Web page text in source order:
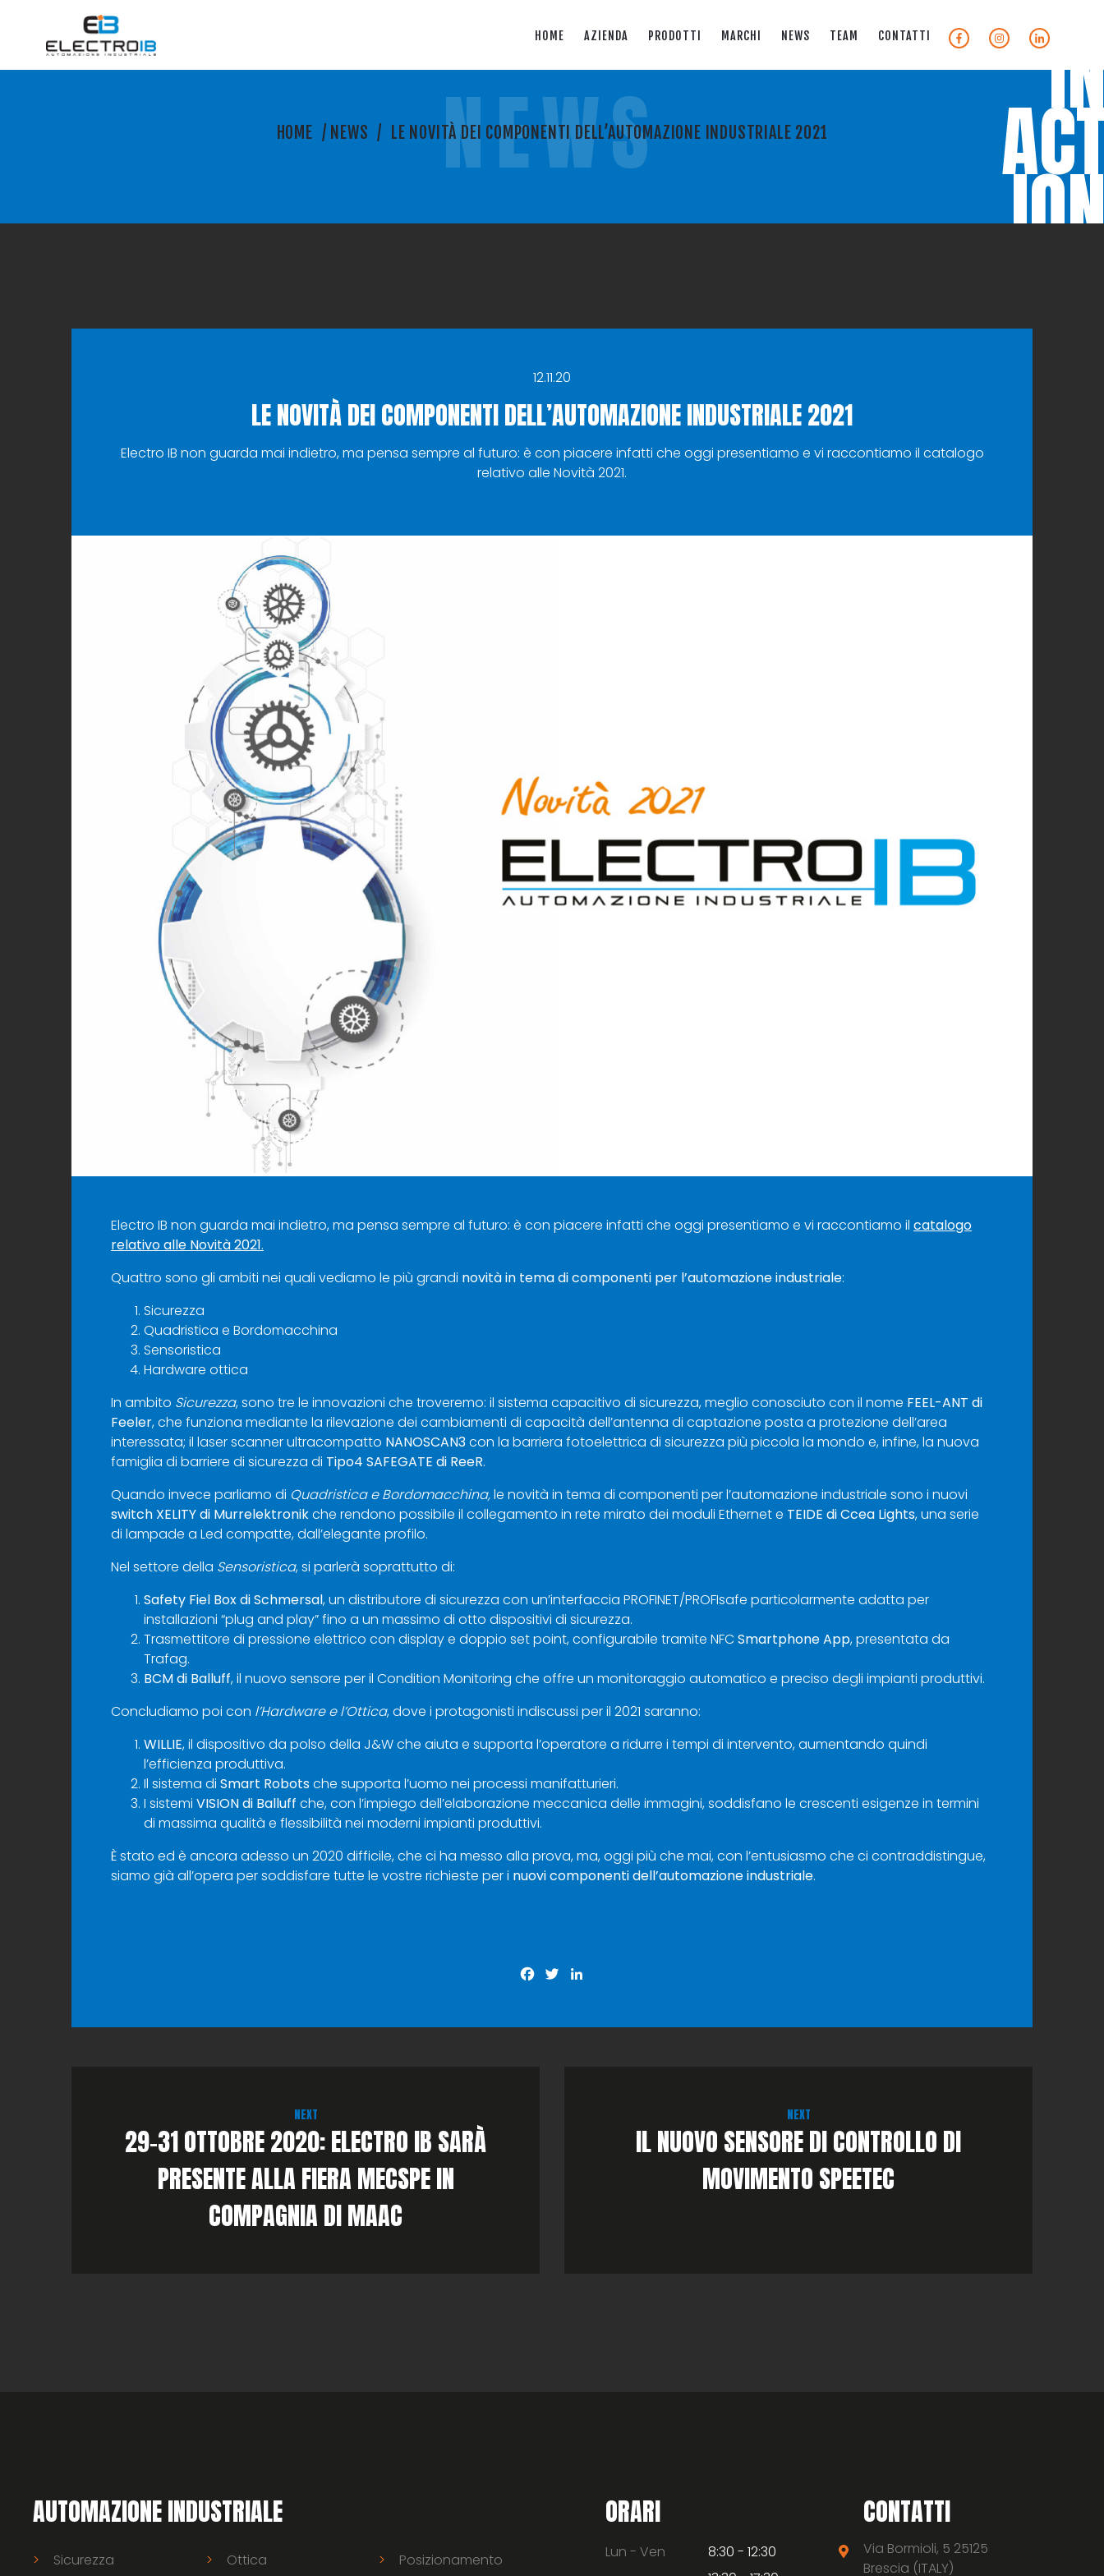
HOME AZIENDA PRODOTTI MARCHI NEWS TEAM CONTATTI
NEWS
HOME / NEWS / LE NOVITÀ DEI COMPONENTI DELL’AUTOMAZIONE INDUSTRIALE 2021
12.11.20
LE NOVITÀ DEI COMPONENTI DELL’AUTOMAZIONE INDUSTRIALE 2021
Electro IB non guarda mai indietro, ma pensa sempre al futuro: è con piacere infatti che oggi presentiamo e vi raccontiamo il catalogo
relativo alle Novità 2021.
Electro IB non guarda mai indietro, ma pensa sempre al futuro: è con piacere infatti che oggi presentiamo e vi raccontiamo il catalogo
relativo alle Novità 2021.
Quattro sono gli ambiti nei quali vediamo le più grandi novità in tema di componenti per l’automazione industriale:
Sicurezza
Quadristica e Bordomacchina
Sensoristica
Hardware ottica
In ambito Sicurezza, sono tre le innovazioni che troveremo: il sistema capacitivo di sicurezza, meglio conosciuto con il nome FEEL-ANT di
Feeler, che funziona mediante la rilevazione dei cambiamenti di capacità dell’antenna di captazione posta a protezione dell’area
interessata; il laser scanner ultracompatto NANOSCAN3con la barriera fotoelettrica di sicurezza più piccola la mondo e, infine, la nuova
famiglia di barriere di sicurezza di Tipo4 SAFEGATE di ReeR.
Quando invece parliamo di Quadristica e Bordomacchina,le novità in tema di componenti per l’automazione industriale sono i nuovi
switch XELITY di Murrelektronikche rendono possibile il collegamento in rete mirato dei moduli Ethernet e TEIDE di Ccea Lights, una serie
di lampade a Led compatte, dall’elegante profilo.
Nel settore della Sensoristica, si parlerà soprattutto di:
Safety Fiel Box di Schmersal, un distributore di sicurezza con un’interfaccia PROFINET/PROFIsafe particolarmente adatta per
installazioni “plug and play” fino a un massimo di otto dispositivi di sicurezza.
Trasmettitore di pressione elettrico con display e doppio set point, configurabile tramite NFCSmartphone App, presentata da
Trafag.
BCM di Balluff, il nuovo sensore per il Condition Monitoring che offre un monitoraggio automatico e preciso degli impianti produttivi.
Concludiamo poi con l’Hardware e l’Ottica, dove i protagonisti indiscussi per il 2021 saranno:
WILLIE, il dispositivo da polso della J&W che aiuta e supporta l’operatore a ridurre i tempi di intervento, aumentando quindi
l’efficienza produttiva.
Il sistema di Smart Robotsche supporta l’uomo nei processi manifatturieri.
I sistemi VISION di Balluff che, con l’impiego dell’elaborazione meccanica delle immagini, soddisfano le crescenti esigenze in termini
di massima qualità e flessibilità nei moderni impianti produttivi.
È stato ed è ancora adesso un 2020 difficile, che ci ha messo alla prova, ma, oggi più che mai, con l’entusiasmo che ci contraddistingue,
siamo già all’opera per soddisfare tutte le vostre richieste per i nuovi componenti dell’automazione industriale.
Facebook
Twitter
NEXT
29-31 OTTOBRE 2020: ELECTRO IB SARÀ
PRESENTE ALLA FIERA MECSPE IN
COMPAGNIA DI MAAC
NEXT
IL NUOVO SENSORE DI CONTROLLO DI
MOVIMENTO SPEETEC
AUTOMAZIONE INDUSTRIALE
Sicurezza Ottica Posizionamento
ORARI
Lun - Ven
8:30 - 12:30
CONTATTI
Via Bormioli, 5 25125
Brescia (ITALY)